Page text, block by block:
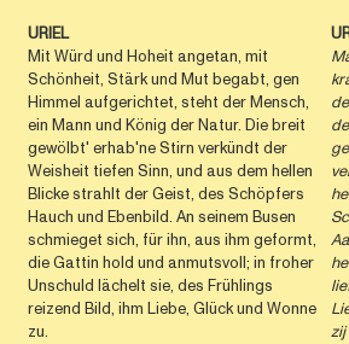
URIEL
Mit Würd und Hoheit angetan, mit
Schönheit, Stärk und Mut begabt, gen
Himmel aufgerichtet, steht der Mensch,
ein Mann und König der Natur. Die breit
gewölbt' erhab'ne Stirn verkündt der
Weisheit tiefen Sinn, und aus dem hellen
Blicke strahlt der Geist, des Schöpfers
Hauch und Ebenbild. An seinem Busen
schmieget sich, für ihn, aus ihm geformt,
die Gattin hold und anmutsvoll; in froher
Unschuld lächelt sie, des Frühlings
reizend Bild, ihm Liebe, Glück und Wonne
zu.
zij